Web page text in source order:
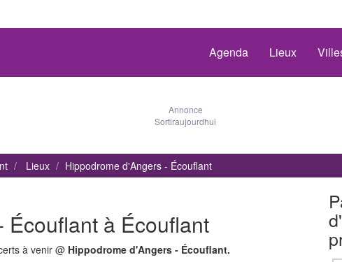
Agenda Lieux
Annonce
Sortiraujourdhui
Lieux Hippodrome d'Angers - Écouflant
à Écouflant
à venir @ Hippodrome d'Angers - Écouflant.